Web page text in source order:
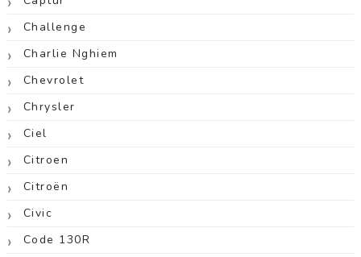
Challenge
Charlie Nghiem
Chevrolet
Chrysler
Ciel
Citroen
Citroën
Civic
Code 130R